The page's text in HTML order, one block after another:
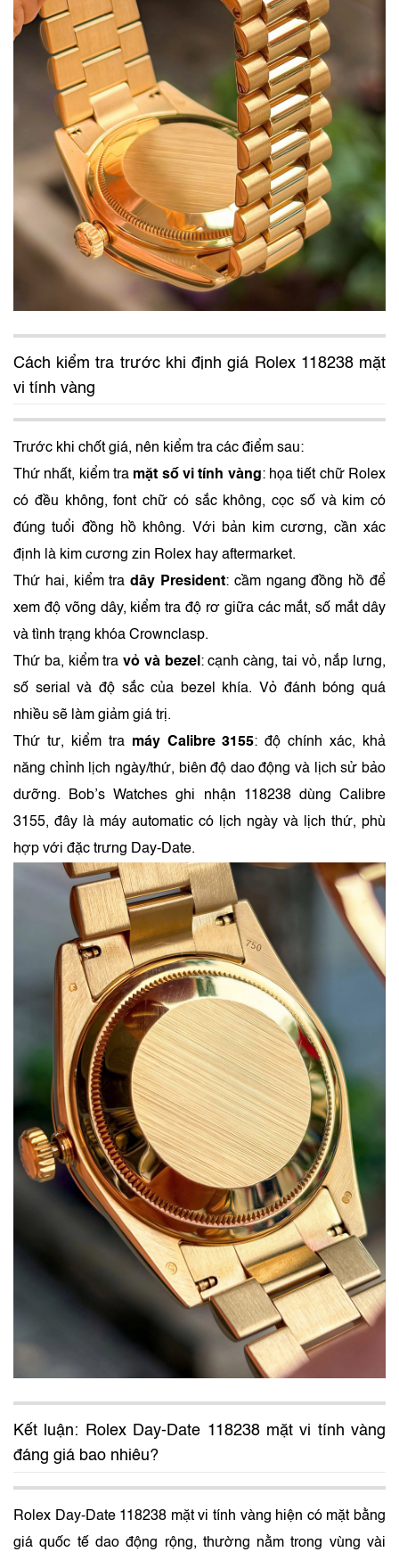
Cách kiểm tra trước khi định giá Rolex 118238 mặt
vi tính vàng
Trước khi chốt giá, nên kiểm tra các điểm sau:
Thứ nhất, kiểm tra mặt số vi tính vàng: họa tiết chữ Rolex
có đều không, font chữ có sắc không, cọc số và kim có
đúng tuổi đồng hồ không. Với bản kim cương, cần xác
định là kim cương zin Rolex hay aftermarket.
Thứ hai, kiểm tradây President: cầm ngang đồng hồ để
xem độ võng dây, kiểm tra độ rơ giữa các mắt, số mắt dây
và tình trạng khóa Crownclasp.
Thứ ba, kiểm tra vỏ và bezel : cạnh càng, tai vỏ, nắp lưng,
số serial và độ sắc của bezel khía. Vỏ đánh bóng quá
nhiều sẽ làm giảm giá trị.
Thứ tư, kiểm tra máy Calibre 3155: độ chính xác, khả
năng chỉnh lịch ngày/thứ, biên độ dao động và lịch sử bảo
dưỡng. Bob’s Watches ghi nhận 118238 dùng Calibre
3155, đây là máy automatic có lịch ngày và lịch thứ, phù
hợp với đặc trưng Day-Date.
Kết luận: Rolex Day-Date 118238 mặt vi tính vàng
đáng giá bao nhiêu?
Rolex Day-Date 118238 mặt vi tính vàng hiện có mặt bằng
giá quốc tế dao động rộng, thường nằm trong vùng vài